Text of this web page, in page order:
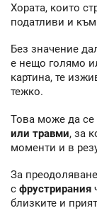
Хората, които
податливи и към
Без значение
е нещо голямо
картина, те
тежко.
Това може да се
или травми, за
моменти и в
За
с фрустрирания
близките и